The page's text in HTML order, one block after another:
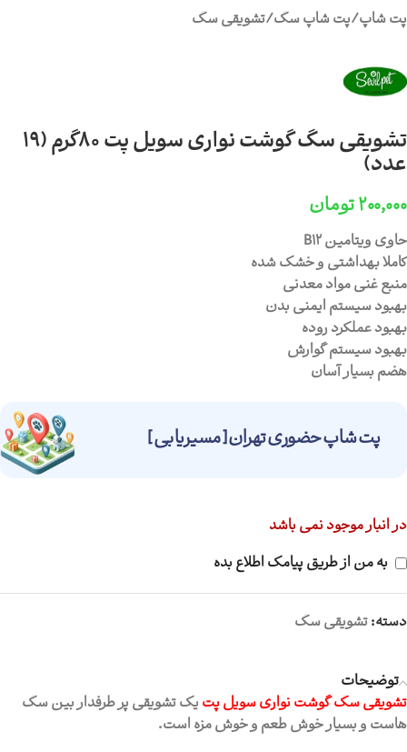
پت شاپ/پت شاپ سگ/تشویقی سگ
تشویقی سگ گوشت نواری سویل پت 80گرم (19
عدد)
۲۰۰,۰۰۰تومان
حاوی ویتامین B12
کاملا بهداشتی و خشک شده
منبع غنی مواد معدنی
بهبود سیستم ایمنی بدن
بهبود عملکرد روده
بهبود سیستم گوارش
هضم بسیار آسان
پت شاپ حضوری تهران [ مسیریابی ]
در انبار موجود نمی باشد
به من از طریق پیامک اطلاع بده
دسته:تشویقی سگ
توضیحات
تشویقی سگ گوشت نواری سویل پتیک تشویقی پر طرفدار بین سگ
هاست و بسیار خوش طعم و خوش مزه است.